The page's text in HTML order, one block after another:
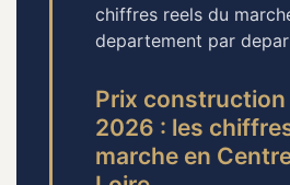
chiffres reels du
departement par
Prix construction
2026 : les
marche en